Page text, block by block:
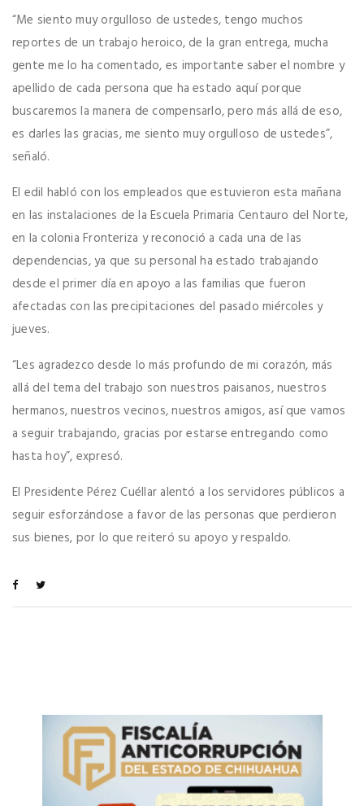
“Me siento muy orgulloso de ustedes, tengo muchos
reportes de un trabajo heroico, de la gran entrega, mucha
gente me lo ha comentado, es importante saber el nombre y
apellido de cada persona que ha estado aquí porque
buscaremos la manera de compensarlo, pero más allá de eso,
es darles las gracias, me siento muy orgulloso de ustedes”,
señaló.
El edil habló con los empleados que estuvieron esta mañana
en las instalaciones de la Escuela Primaria Centauro del Norte,
en la colonia Fronteriza y reconoció a cada una de las
dependencias, ya que su personal ha estado trabajando
desde el primer día en apoyo a las familias que fueron
afectadas con las precipitaciones del pasado miércoles y
jueves.
“Les agradezco desde lo más profundo de mi corazón, más
allá del tema del trabajo son nuestros paisanos, nuestros
hermanos, nuestros vecinos, nuestros amigos, así que vamos
a seguir trabajando, gracias por estarse entregando como
hasta hoy”, expresó.
El Presidente Pérez Cuéllar alentó a los servidores públicos a
seguir esforzándose a favor de las personas que perdieron
sus bienes, por lo que reiteró su apoyo y respaldo.